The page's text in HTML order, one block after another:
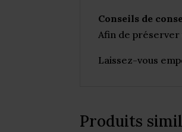
Conseils de
Afin de préserver
Laissez-vous
Produits